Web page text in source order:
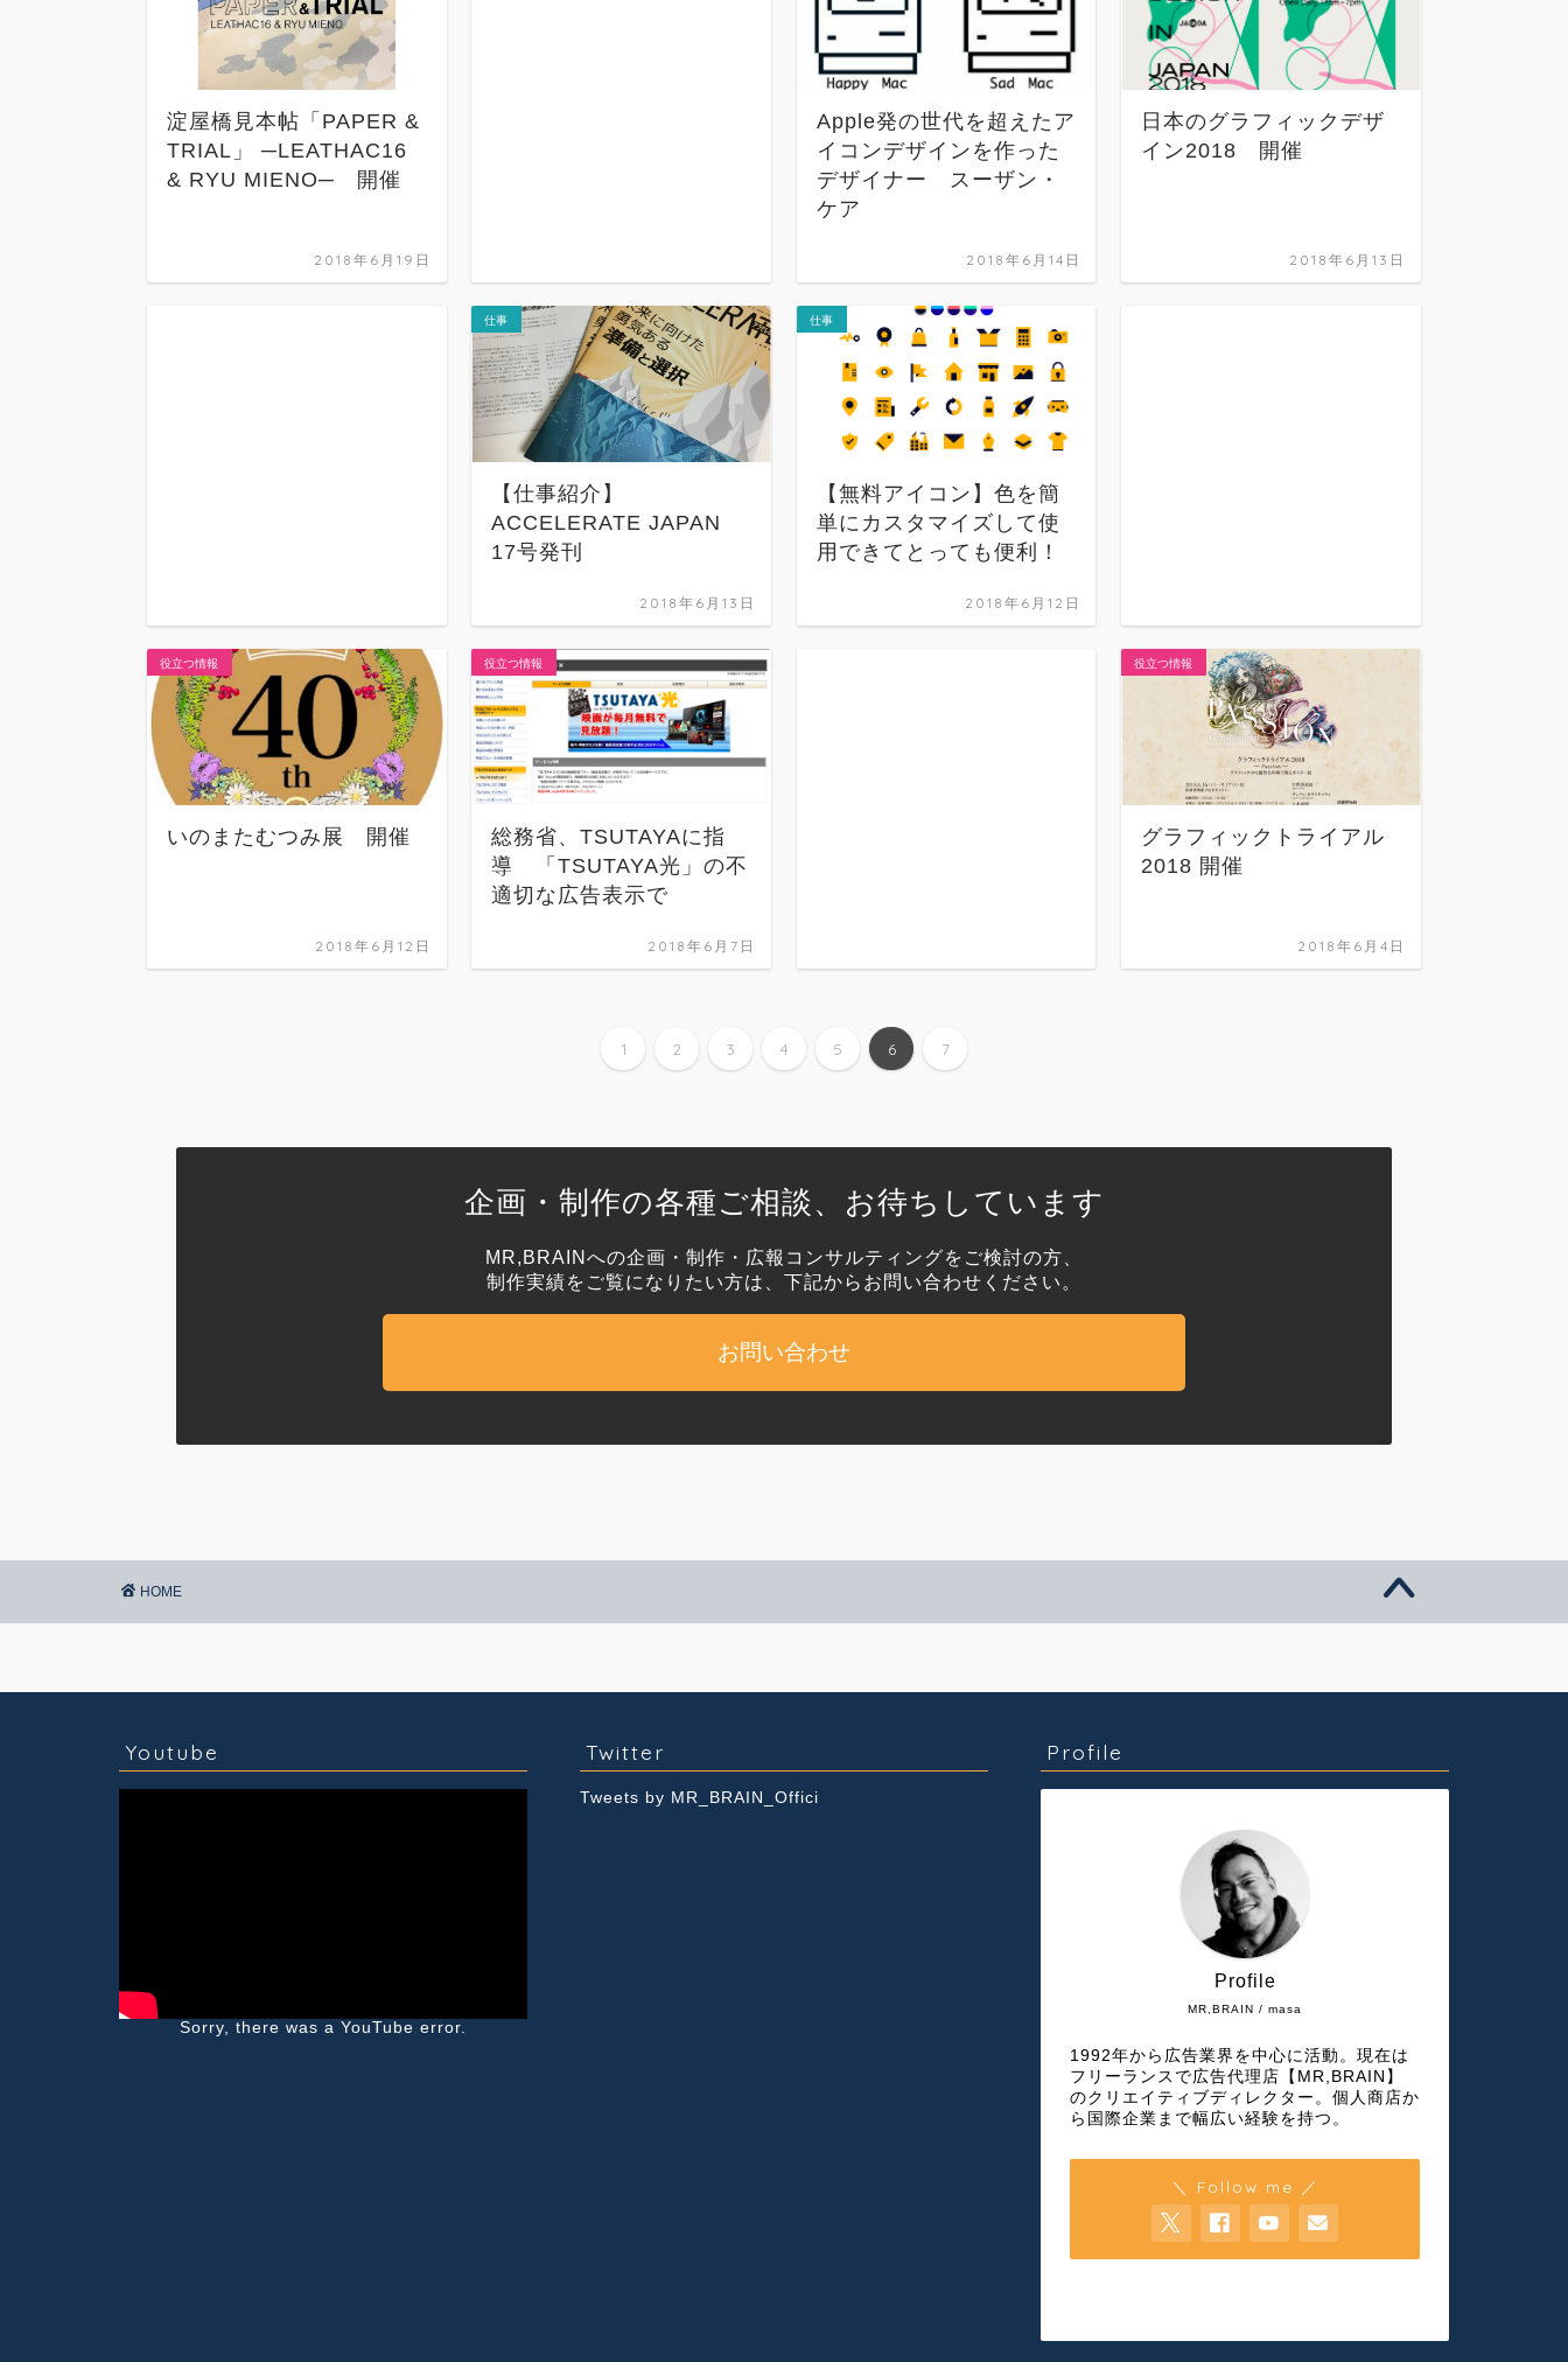
淀屋橋見本帖「PAPER &
TRIAL」 ─LEATHAC16
& RYU MIENO─ 開催
2018年6月19日
Apple発の世代を超えたア
イコンデザインを作った
デザイナー スーザン・
ケア
2018年6月14日
日本のグラフィックデザ
イン2018 開催
2018年6月13日
仕事
【仕事紹介】
ACCELERATE JAPAN
17号発刊
2018年6月13日
仕事
【無料アイコン】色を簡
単にカスタマイズして使
用できてとっても便利！
2018年6月12日
役立つ情報
いのまたむつみ展 開催
2018年6月12日
役立つ情報
総務省、TSUTAYAに指
導 「TSUTAYA光」の不
適切な広告表示で
2018年6月7日
役立つ情報
グラフィックトライアル
2018 開催
2018年6月4日
1 2 3 4 5 6 7
企画・制作の各種ご相談、お待ちしています
MR,BRAINへの企画・制作・広報コンサルティングをご検討の方、
制作実績をご覧になりたい方は、下記からお問い合わせください。
お問い合わせ
HOME
Youtube
Sorry, there was a YouTube error.
Twitter
Tweets by MR_BRAIN_Offici
Profile
MR,BRAIN / masa
Profile
1992年から広告業界を中心に活動。現在は
フリーランスで広告代理店【MR,BRAIN】
のクリエイティブディレクター。個人商店か
ら国際企業まで幅広い経験を持つ。
＼ Follow me ／